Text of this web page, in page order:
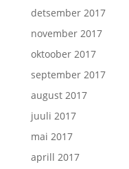
detsember 2017
november 2017
oktoober 2017
september 2017
august 2017
juuli 2017
mai 2017
aprill 2017